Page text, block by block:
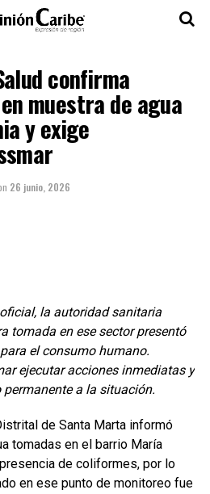
confirma
muestra de agua
y exige
26 junio, 2026
la autoridad sanitaria
tomada en ese sector presentó
el consumo humano.
ejecutar acciones inmediatas y
a la situación.
de Santa Marta informó
tomadas en el barrio María
de coliformes, por lo
en ese punto de monitoreo fue